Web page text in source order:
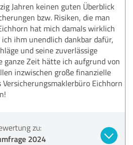
Jahren keinen guten Überblick
bzw. Risiken, die man
hat mich damals wirklich
ihm unendlich dankbar dafür,
und seine zuverlässige
ganze Zeit hätte ich aufgrund von
inzwischen große finanzielle
Versicherungsmaklerbüro Eichhorn
zu:
2024